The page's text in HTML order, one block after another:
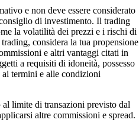
e non deve essere considerato
di investimento. Il trading
la volatilità dei prezzi e i rischi di
considera la tua propensione
e altri vantaggi citati in
a requisiti di idoneità, possesso
ai termini e alle condizioni
limite di transazioni previsto dal
altre commissioni e spread.